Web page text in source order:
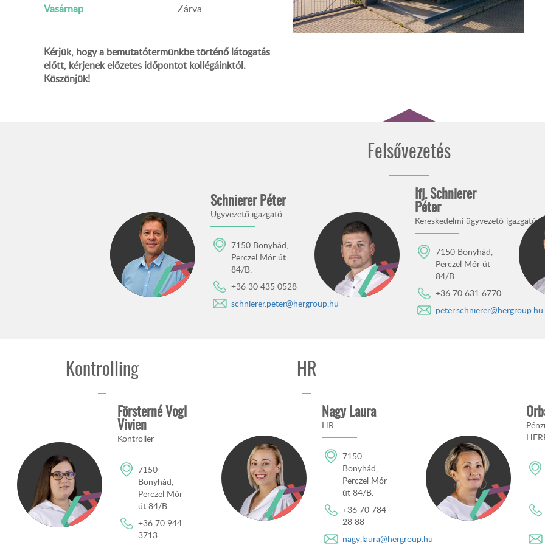
Vasárnap
Zárva
Kérjük, hogy a bemutatótermünkbe történő látogatás
előtt, kérjenek előzetes időpontot kollégáinktól.
Köszönjük!
Felsővezetés
Schnierer Péter
Ügyvezető igazgató
7150 Bonyhád,
Perczel Mór út
84/B.
+36 30 435 0528
schnierer.peter@hergroup.hu
Ifj. Schnierer
Péter
Kereskedelmi ügyvezető igazgató
7150 Bonyhád,
Perczel Mór út
84/B.
+36 70 631 6770
peter.schnierer@hergroup.hu
Kontrolling
Försterné Vogl
Vivien
Kontroller
7150
Bonyhád,
Perczel Mór
út 84/B.
+36 70 944
3713
HR
Nagy Laura
HR
7150
Bonyhád,
Perczel Mór
út 84/B.
+36 70 784
28 88
nagy.laura@hergroup.hu